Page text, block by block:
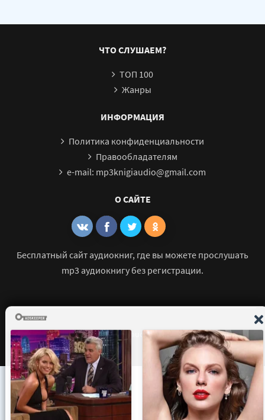
ЧТО СЛУШАЕМ?
ТОП 100
Жанры
ИНФОРМАЦИЯ
Политика конфиденциальности
Правообладателям
e-mail: mp3knigiaudio@gmail.com
О САЙТЕ
Бесплатный сайт аудиокниг, где вы можете прослушать
mp3 аудиокнигу без регистрации.
© 2021 - 2026 mp3-knigi-audio.com Все права защищены